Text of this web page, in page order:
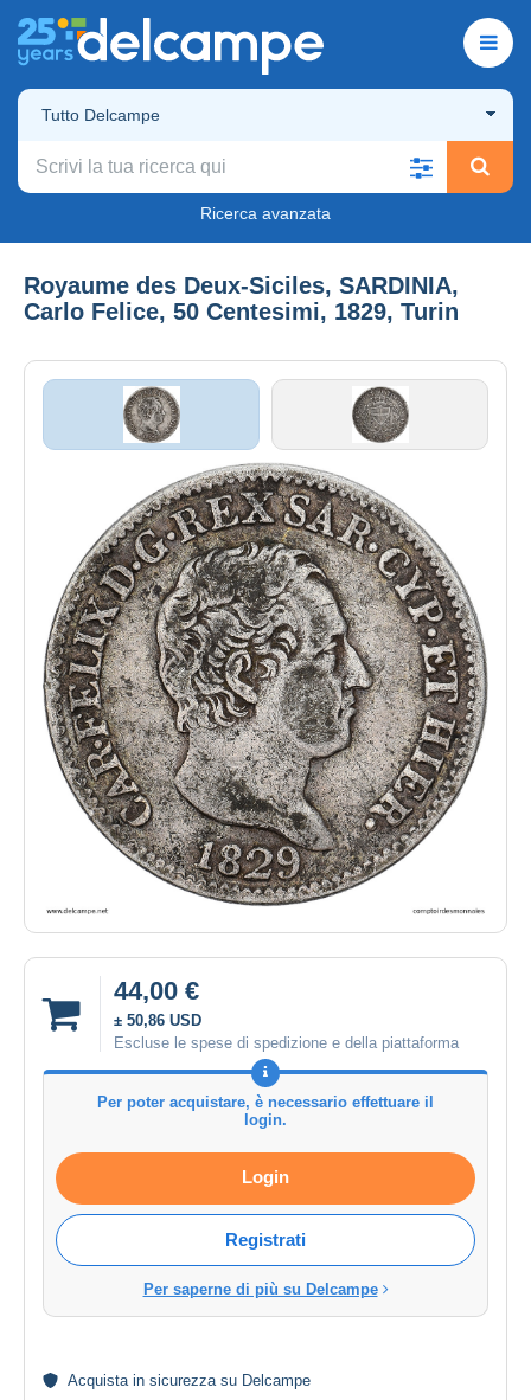
Tutto Delcampe
Ricerca avanzata
Royaume des Deux-Siciles, SARDINIA,
Carlo Felice, 50 Centesimi, 1829, Turin
44,00 €
± 50,86 USD
Escluse le spese di spedizione e della piattaforma
Per poter acquistare, è necessario effettuare il
login.
Login
Registrati
Per saperne di più su Delcampe
Acquista in sicurezza su Delcampe